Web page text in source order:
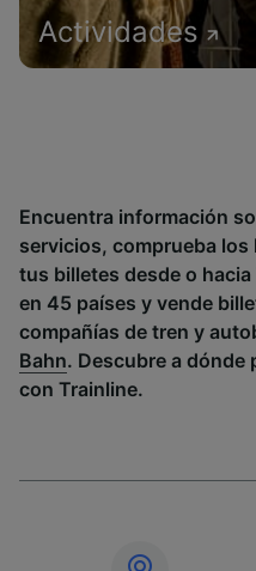
Actividades
Encuentra información
servicios, comprueba los
tus billetes desde o
en 45 países y vende
compañías de tren y
Bahn. Descubre a dónde
con Trainline.